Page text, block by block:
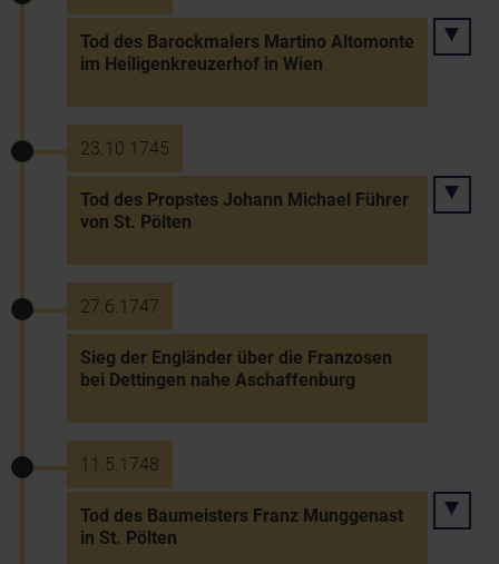
Tod des Barockmalers Martino Altomonte
im Heiligenkreuzerhof in Wien
23.10.1745
Tod des Propstes Johann Michael Führer
von St. Pölten
27.6.1747
Sieg der Engländer über die Franzosen
bei Dettingen nahe Aschaffenburg
11.5.1748
Tod des Baumeisters Franz Munggenast
in St. Pölten